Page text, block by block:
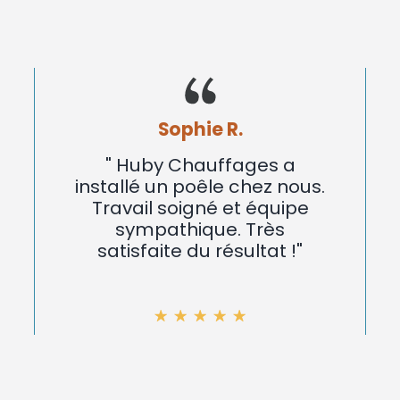
a
!"
Marc L.
"Nous avons fait installer
un poêle à bois par Huby
Chauffages. Installation
rapide et efficace.
Excellent service !"